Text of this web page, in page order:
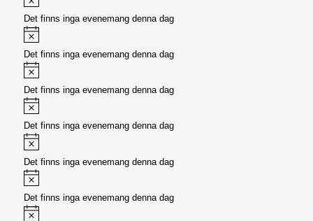
Det finns inga evenemang denna dag
Det finns inga evenemang denna dag
Det finns inga evenemang denna dag
Det finns inga evenemang denna dag
Det finns inga evenemang denna dag
Det finns inga evenemang denna dag